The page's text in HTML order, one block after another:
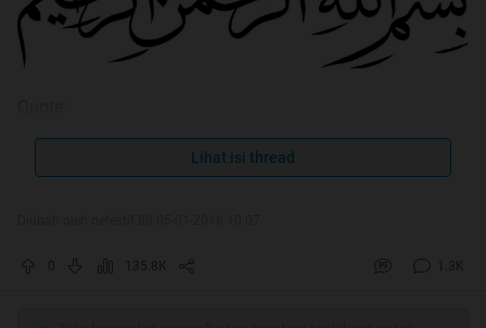
Aku Berlindung Dari Godaan Mafia
Pembakar Hutan Yang Terkutuk
Original Posted By
Lihat isi thread
0 135.8K 1.3K